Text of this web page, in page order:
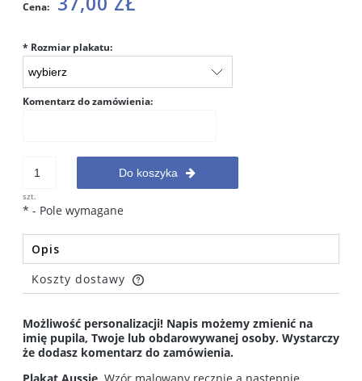
Cena:
* Rozmiar plakatu:
Komentarz do zamówienia:
szt.
Do koszyka
* - Pole wymagane
Opis
Koszty dostawy
Cena nie zawiera ewentualnych kosztów płatności
Możliwość personalizacji! Napis możemy zmienić na
imię pupila, Twoje lub obdarowywanej osoby. Wystarczy
że dodasz komentarz do zamówienia.